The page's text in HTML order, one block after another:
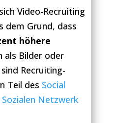
Video-Recruiting
dem Grund, dass
höhere
als Bilder oder
Recruiting-
Teil des Social
Netzwerk